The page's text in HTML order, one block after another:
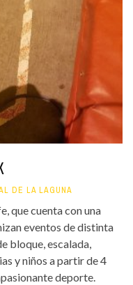
DE LA LAGUNA
que cuenta con una
eventos de distinta
bloque, escalada,
y niños a partir de 4
deporte.